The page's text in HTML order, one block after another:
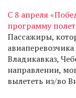
С 8 апреля
программу
Пассажиры,
Владикавказ,
направлении,
вылететь из/во